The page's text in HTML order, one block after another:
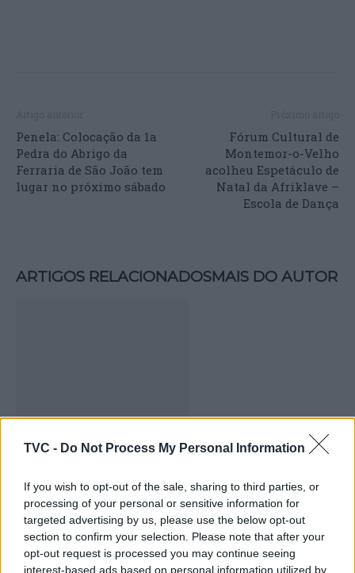
TVC - Do Not Process My Personal Information
If you wish to opt-out of the sale, sharing to third parties, or
processing of your personal or sensitive information for
targeted advertising by us, please use the below opt-out
section to confirm your selection. Please note that after your
opt-out request is processed you may continue seeing
interest-based ads based on personal information utilized by
Penela: Colocação da 1a
Pedra do Abrigo da
Ferraria de São João tem
lugar no próximo sábado
Fórum Cultural de
Montemor-o-Velho
acolheu Espetáculo de
Natal da Afriklave –
Escola de Dança
ARTIGOS RELACIONADOSMAIS DO AUTOR
Deputados do PSD saúdam Banda
certame internacional de Valência